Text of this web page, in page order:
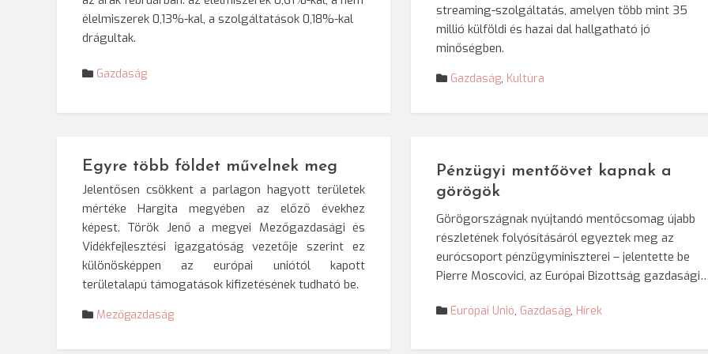
élelmiszerek 0,13%-kal, a szolgáltatások 0,18%-kal
drágultak.
Gazdaság
streaming-szolgáltatás, amelyen több mint 35
millió külföldi és hazai dal hallgatható jó
minőségben.
Gazdaság, Kultúra
Egyre több földet művelnek meg
Jelentősen csökkent a parlagon hagyott területek
mértéke Hargita megyében az előző évekhez
képest. Török Jenő a megyei Mezőgazdasági és
Vidékfejlesztési igazgatóság vezetője szerint ez
különösképpen az európai uniótól kapott
területalapú támogatások kifizetésének tudható be.
Mezőgazdaság
Pénzügyi mentőövet kapnak a
görögök
Görögországnak nyújtandó mentőcsomag újabb
részletének folyósításáról egyeztek meg az
eurócsoport pénzügyminiszterei – jelentette be
Pierre Moscovici, az Európai Bizottság
Európai Unió, Gazdaság, Hírek